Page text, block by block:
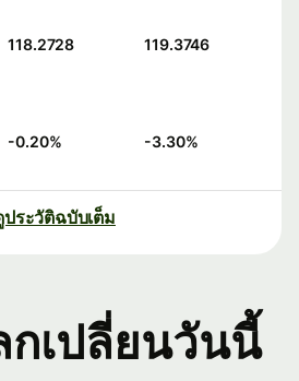
118.2728 119.3746
-0.20% -3.30%
ประวัติฉบับเต็ม
กเปลี่ยนวันนี้